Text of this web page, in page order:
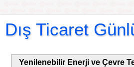
Dış Ticaret
Yenilenebilir Enerji ve Çevre